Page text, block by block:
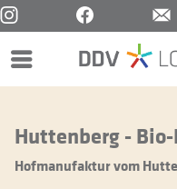
Menü
Huttenberg -
Hofmanufaktur vom